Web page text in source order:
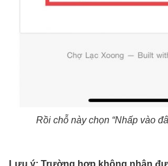
Rồi chỗ này chọn “Nhấp vào